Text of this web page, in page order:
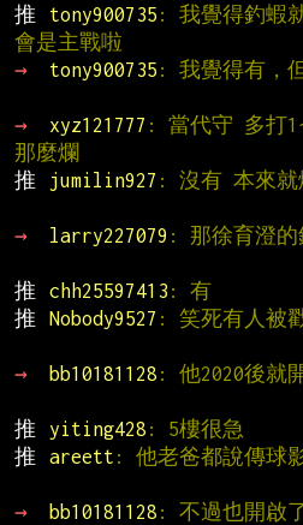
推
tony900735 : 我覺得釣蝦
會是主戰啦
→
tony900735 : 我覺得有，
→
xyz121777 : 當代守 多打
那麼爛
推
jumilin927 : 沒有 本來就
→
larry227079 : 那徐育澄的
推
chh25597413 : 有
推
Nobody9527 : 笑死有人被
→
bb10181128 : 他2020後就
推
yiting428 : 5樓很急
推
areett : 他老爸都說傳球
→
bb10181128 : 不過也開啟